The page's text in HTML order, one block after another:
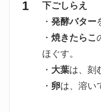
下ごしらえ
・ 発酵バター
・ 焼きたらこ
ほぐす。
・ 大葉は、刻
・ 卵は、溶い